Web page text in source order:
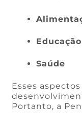
Educação
Saúde
Esses
Portanto, a